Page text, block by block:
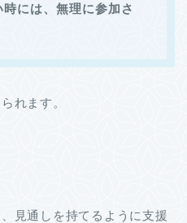
には、無理に参加さ
れます。
見通しを持てるように支援